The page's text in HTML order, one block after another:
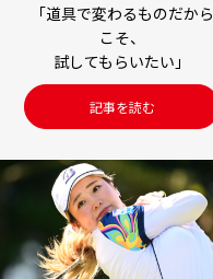
「道具で変わるものだから
こそ、
試してもらいたい」
記事を読む